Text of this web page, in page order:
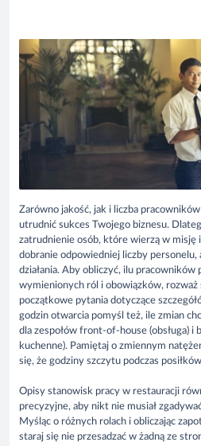
Zarówno jakość, jak i liczba
utrudnić sukces Twojego biznesu.
zatrudnienie osób, które wierzą w misję
dobranie odpowiedniej liczby
działania. Aby obliczyć, ilu pracowników
wymienionych ról i obowiązków, rozważ
początkowe pytania dotyczące
godzin otwarcia pomyśl też, ile zmian
dla zespołów front-of-house (obsługa) i
kuchenne). Pamiętaj o zmiennym
się, że godziny szczytu podczas
Opisy stanowisk pracy w restauracji
precyzyjne, aby nikt nie musiał
Myśląc o różnych rolach i obliczając
staraj się nie przesadzać w żadną ze